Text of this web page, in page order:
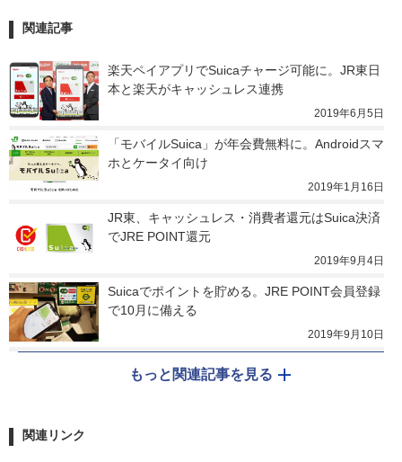
関連記事
楽天ペイアプリでSuicaチャージ可能に。JR東日
本と楽天がキャッシュレス連携
2019年6月5日
「モバイルSuica」が年会費無料に。Androidスマ
ホとケータイ向け
2019年1月16日
JR東、キャッシュレス・消費者還元はSuica決済
でJRE POINT還元
2019年9月4日
Suicaでポイントを貯める。JRE POINT会員登録
で10月に備える
2019年9月10日
もっと関連記事を見る
関連リンク